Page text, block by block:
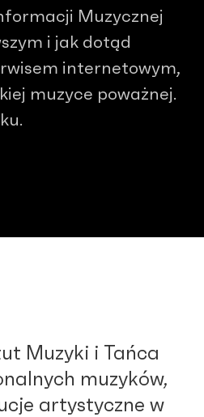
Muzycznej
i jak dotąd
internetowym,
muzyce poważnej.
Muzyki i Tańca
muzyków,
artystyczne w